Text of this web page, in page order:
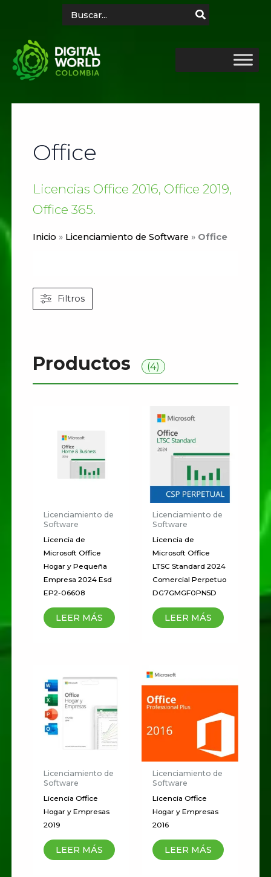
contenido
for:
Office
Licencias Office 2016, Office 2019,
Office 365.
Inicio » Licenciamiento de Software » Office
Filtros
Productos (4)
Licenciamiento de
Software
Licencia de
Microsoft Office
Hogar y Pequeña
Empresa 2024 Esd
EP2-06608
LEER MÁS
Licenciamiento de
Software
Licencia de
Microsoft Office
LTSC Standard 2024
Comercial Perpetuo
DG7GMGF0PN5D
LEER MÁS
Licenciamiento de
Software
Licencia Office
Hogar y Empresas
2019
LEER MÁS
Licenciamiento de
Software
Licencia Office
Hogar y Empresas
2016
LEER MÁS